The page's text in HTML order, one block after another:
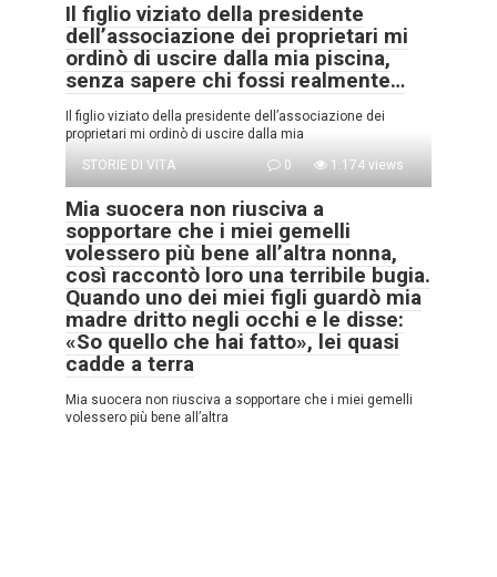
Il figlio viziato della presidente
dell’associazione dei proprietari mi
ordinò di uscire dalla mia piscina,
senza sapere chi fossi realmente…
Il figlio viziato della presidente dell’associazione dei
proprietari mi ordinò di uscire dalla mia
STORIE DI VITA
0 1.174 views
Mia suocera non riusciva a
sopportare che i miei gemelli
volessero più bene all’altra nonna,
così raccontò loro una terribile bugia.
Quando uno dei miei figli guardò mia
madre dritto negli occhi e le disse:
«So quello che hai fatto», lei quasi
cadde a terra
Mia suocera non riusciva a sopportare che i miei gemelli
volessero più bene all’altra